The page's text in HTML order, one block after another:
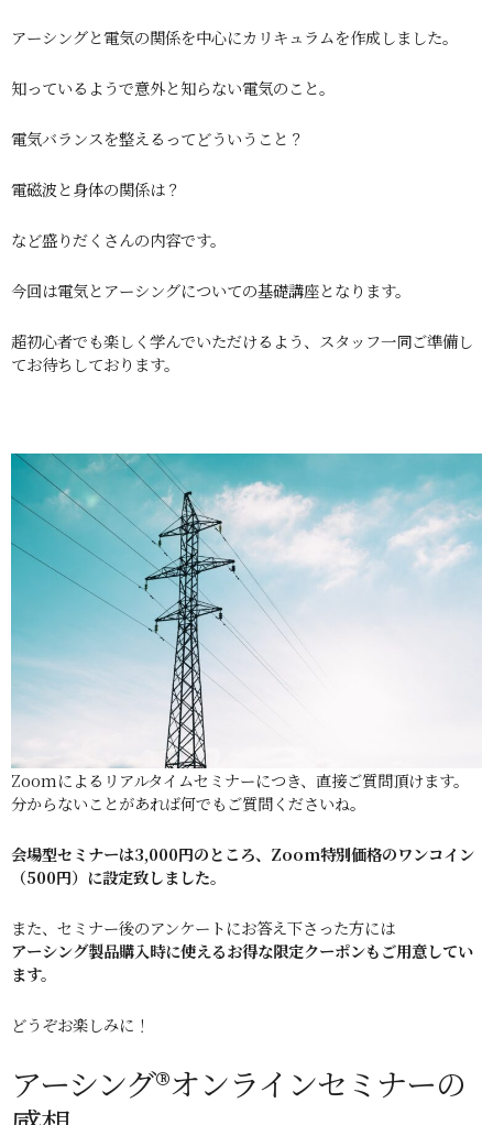
アーシングと電気の関係を中心にカリキュラムを作成しました。
知っているようで意外と知らない電気のこと。
電気バランスを整えるってどういうこと？
電磁波と身体の関係は？
など盛りだくさんの内容です。
今回は電気とアーシングについての基礎講座となります。
超初心者でも楽しく学んでいただけるよう、スタッフ一同ご準備し
てお待ちしております。
Zoomによるリアルタイムセミナーにつき、直接ご質問頂けます。
分からないことがあれば何でもご質問くださいね。
会場型セミナーは3,000円のところ、Zoom特別価格のワンコイン
（500円）に設定致しました。
また、セミナー後のアンケートにお答え下さった方には
アーシング製品購入時に使えるお得な限定クーポンもご用意してい
ます。
どうぞお楽しみに！
アーシング®オンラインセミナーの